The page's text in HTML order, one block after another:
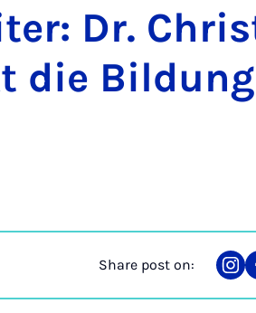
Dr.
die
Share post on:
on